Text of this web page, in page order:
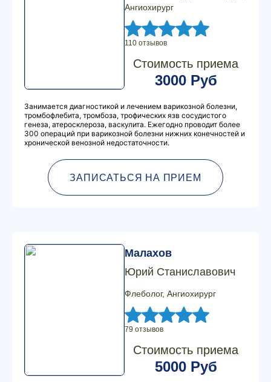
Ангиохирург
110 отзывов
Стоимость приема
3000 Руб
Занимается диагностикой и лечением варикозной болезни,
тромбофлебита, тромбоза, трофических язв сосудистого
генеза, атеросклероза, васкулита. Ежегодно проводит более
300 операций при варикозной болезни нижних конечностей и
хронической венозной недостаточности.
ЗАПИСАТЬСЯ НА ПРИЕМ
Малахов
Юрий Станиславович
Флеболог, Ангиохирург
79 отзывов
Стоимость приема
5000 Руб